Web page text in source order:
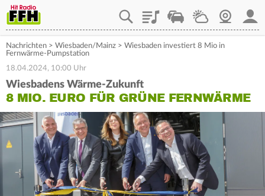
PlaylistStaupilotWetterWebcam
Nachrichten > Wiesbaden/Mainz > Wiesbaden investiert 8 Mio in
Fernwärme-Pumpstation
18.04.2024, 10:00 Uhr
Wiesbadens Wärme-Zukunft
8 MIO. EURO FÜR GRÜNE FERNWÄRME